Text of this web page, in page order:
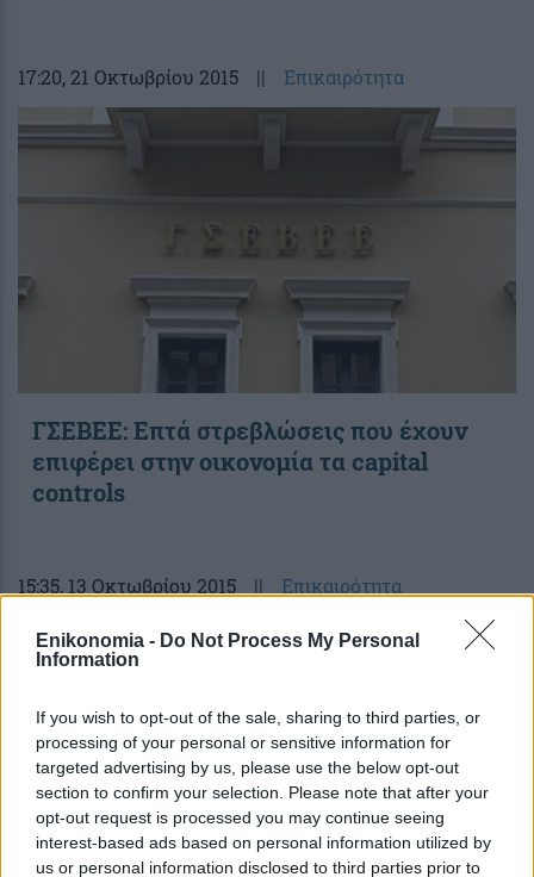
Enikonomia - Do Not Process My Personal
Information
If you wish to opt-out of the sale, sharing to third parties, or
processing of your personal or sensitive information for
targeted advertising by us, please use the below opt-out
section to confirm your selection. Please note that after your
opt-out request is processed you may continue seeing
interest-based ads based on personal information utilized by
us or personal information disclosed to third parties prior to
17:20, 21 Οκτωβρίου 2015 || Επικαιρότητα
ΓΣΕΒΕΕ: Επτά στρεβλώσεις που έχουν
επιφέρει στην οικονομία τα capital
controls
15:35, 13 Οκτωβρίου 2015 || Επικαιρότητα